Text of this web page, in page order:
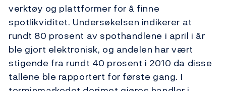
verktøy og plattformer for å finne
spotlikviditet. Undersøkelsen indikerer at
rundt 80 prosent av spothandlene i april i år
ble gjort elektronisk, og andelen har vært
stigende fra rundt 40 prosent i 2010 da disse
tallene ble rapportert for første gang. I